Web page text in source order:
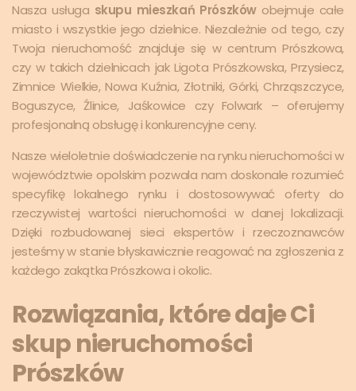
Nasza usługa skupu mieszkań Prószkówobejmuje całe
miasto i wszystkie jego dzielnice. Niezależnie od tego, czy
Twoja nieruchomość znajduje się w centrum Prószkowa,
czy w takich dzielnicach jak Ligota Prószkowska, Przysiecz,
Zimnice Wielkie, Nowa Kuźnia, Złotniki, Górki, Chrząszczyce,
Boguszyce, Źlinice, Jaśkowice czy Folwark – oferujemy
profesjonalną obsługę i konkurencyjne ceny.
Nasze wieloletnie doświadczenie na rynku nieruchomości w
województwie opolskim pozwala nam doskonale rozumieć
specyfikę lokalnego rynku i dostosowywać oferty do
rzeczywistej wartości nieruchomości w danej lokalizacji.
Dzięki rozbudowanej sieci ekspertów i rzeczoznawców
jesteśmy w stanie błyskawicznie reagować na zgłoszenia z
każdego zakątka Prószkowa i okolic.
Rozwiązania, które daje Ci
skup nieruchomości
Prószków